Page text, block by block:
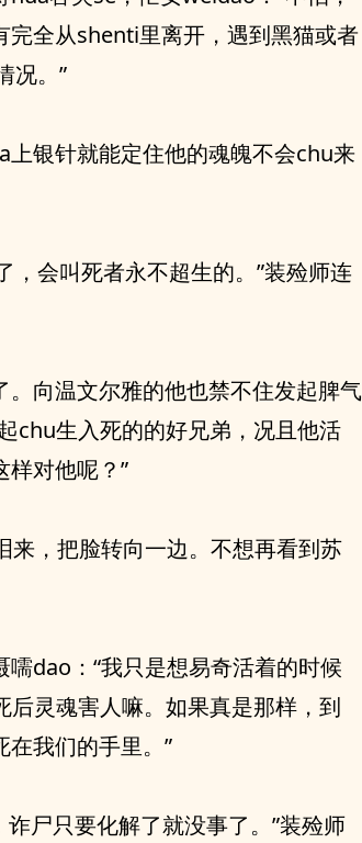
完全从shenti里离开，遇到黑猫或者
况。”
上银针就能定住他的魂魄不会chu来
，会叫死者永不超生的。”装殓师连
向温文尔雅的他也禁不住发起脾气
chu生入死的的好兄弟，况且他活
对他呢？”
来，把脸转向一边。不想再看到苏
dao：“我只是想易奇活着的时候
灵魂害人嘛。如果真是那样，到
我们的手里。”
尸只要化解了就没事了。”装殓师